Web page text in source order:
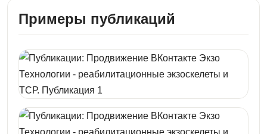
Примеры публикаций